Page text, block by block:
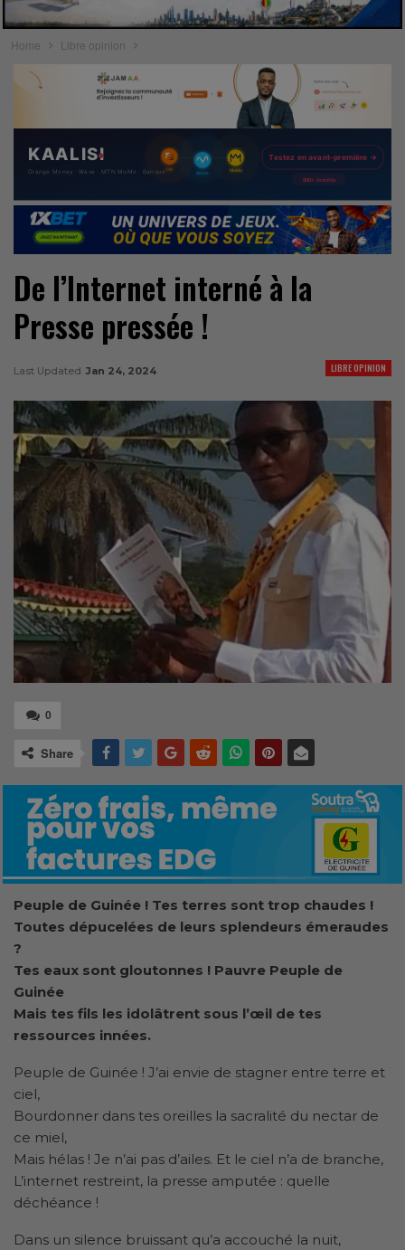
Home Libre opinion
De l’Internet interné à la
Presse pressée !
LIBRE OPINION
Last Updated Jan 24, 2024
0
Share
Peuple de Guinée ! Tes terres sont trop chaudes !
Toutes dépucelées de leurs splendeurs émeraudes
?
Tes eaux sont gloutonnes ! Pauvre Peuple de
Guinée
Mais tes fils les idolâtrent sous l’œil de tes
ressources innées.
Peuple de Guinée ! J’ai envie de stagner entre terre et
ciel,
Bourdonner dans tes oreilles la sacralité du nectar de
ce miel,
Mais hélas ! Je n’ai pas d’ailes. Et le ciel n’a de branche,
L’internet restreint, la presse amputée : quelle
déchéance !
Dans un silence bruissant qu’a accouché la nuit,